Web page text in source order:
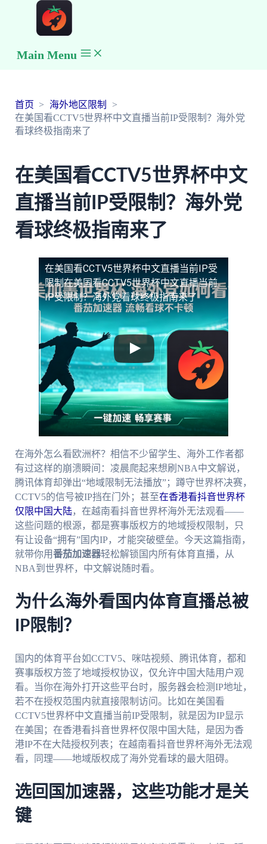
Main Menu
首页
海外地区限制
在美国看CCTV5世界杯中文直播当前IP受限制？海外党
看球终极指南来了
在美国看CCTV5世界杯中文
直播当前IP受限制？海外党
看球终极指南来了
在美国看CCTV5世界杯中文直播当前IP受
限制在美国看CCTV5世界杯中文直播当前
IP受限制？海外党看球终极指南来了
在海外怎么看欧洲杯？相信不少留学生、海外工作者都
有过这样的崩溃瞬间：凌晨爬起来想刷NBA中文解说，
腾讯体育却弹出“地域限制无法播放”；蹲守世界杯决赛，
CCTV5的信号被IP挡在门外；甚至在香港看抖音世界杯
仅限中国大陆，在越南看抖音世界杯海外无法观看——
这些问题的根源，都是赛事版权方的地域授权限制，只
有让设备“拥有”国内IP，才能突破壁垒。今天这篇指南，
就带你用番茄加速器轻松解锁国内所有体育直播，从
NBA到世界杯，中文解说随时看。
为什么海外看国内体育直播总被
IP限制？
国内的体育平台如CCTV5、咪咕视频、腾讯体育，都和
赛事版权方签了地域授权协议，仅允许中国大陆用户观
看。当你在海外打开这些平台时，服务器会检测IP地址，
若不在授权范围内就直接限制访问。比如在美国看
CCTV5世界杯中文直播当前IP受限制，就是因为IP显示
在美国；在香港看抖音世界杯仅限中国大陆，是因为香
港IP不在大陆授权列表；在越南看抖音世界杯海外无法观
看，同理——地域版权成了海外党看球的最大阻碍。
选回国加速器，这些功能才是关
键